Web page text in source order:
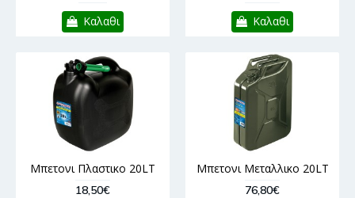
Καλαθι Καλαθι
Μπετονι Πλαστικο 20LT
18,50€
Μπετονι Μεταλλικο 20LT
76,80€